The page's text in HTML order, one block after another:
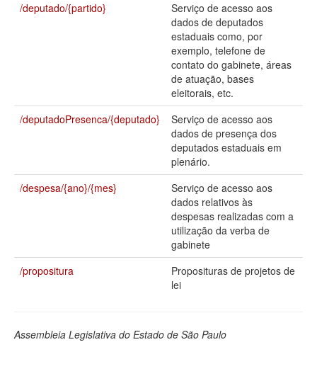
Catálogo de dados
Legislação
Perguntas frequentes
/deputado/{partido}
Serviço de acesso aos
dados de deputados
estaduais como, por
exemplo, telefone de
contato do gabinete, áreas
de atuação, bases
eleitorais, etc.
/deputadoPresenca/{deputado}
Serviço de acesso aos
dados de presença dos
deputados estaduais em
plenário.
/despesa/{ano}/{mes}
Serviço de acesso aos
dados relativos às
despesas realizadas com a
utilização da verba de
gabinete
/propositura
Proposituras de projetos de
lei
Assembleia Legislativa do Estado de São Paulo